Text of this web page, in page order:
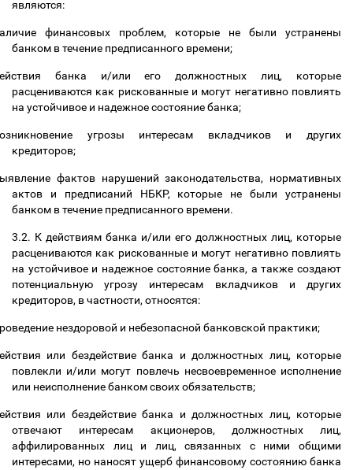
являются:
финансовых проблем, которые не были устранены
банком в течение предписанного времени;
банка и/или его должностных лиц, которые
расцениваются как рискованные и могут негативно повлиять
на устойчивое и надежное состояние банка;
угрозы интересам вкладчиков и других
кредиторов;
фактов нарушений законодательства, нормативных
актов и предписаний НБКР, которые не были устранены
банком в течение предписанного времени.
3.2. К действиям банка и/или его должностных лиц, которые
расцениваются как рискованные и могут негативно повлиять
на устойчивое и надежное состояние банка, а также создают
потенциальную угрозу интересам вкладчиков и других
кредиторов, в частности, относятся:
нездоровой и небезопасной банковской практики;
или бездействие банка и должностных лиц, которые
повлекли и/или могут повлечь несвоевременное исполнение
или неисполнение банком своих обязательств;
или бездействие банка и должностных лиц, которые
отвечают интересам акционеров, должностных лиц,
аффилированных лиц и лиц, связанных с ними общими
интересами, но наносят ущерб финансовому состоянию банка